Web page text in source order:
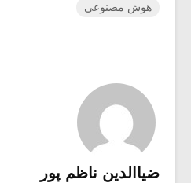
هوش مصنوعی
ضیاالدین ناظم پور